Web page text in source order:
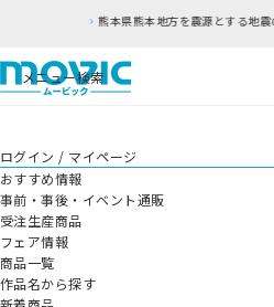
本県熊本地方を震源とする地震の影響につきまして
メニュー検索
ログイン / マイページ
おすすめ情報
事前・事後・イベント通販
受注生産商品
フェア情報
商品一覧
作品名から探す